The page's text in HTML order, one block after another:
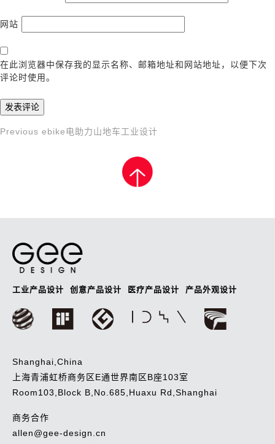
网站
在此浏览器中保存我的显示名称、邮箱地址和网站地址，以便下次
评论时使用。
文
Previous
Previous ebike电助力山地车工业设计
工业产品设计 创意产品设计 医疗产品设计 产品外观设计
Shanghai,China
上海青浦虹桥商务区E通世界南区B座103室
Room103,Block B,No.685,Huaxu Rd,Shanghai
商务合作
allen@gee-design.cn